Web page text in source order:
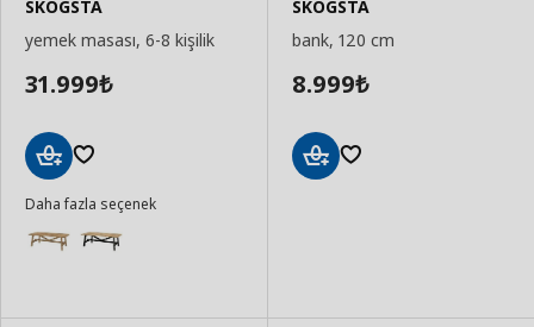
SKOGSTA
yemek masası, 6-8 kişilik
31.999₺
Ekle
Daha fazla seçenek
SKOGSTA
bank, 120 cm
8.999₺